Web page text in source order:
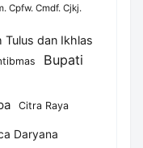
Cpfw. Cmdf. Cjkj.
Tulus dan Ikhlas
Bupati
Citra Raya
Daryana